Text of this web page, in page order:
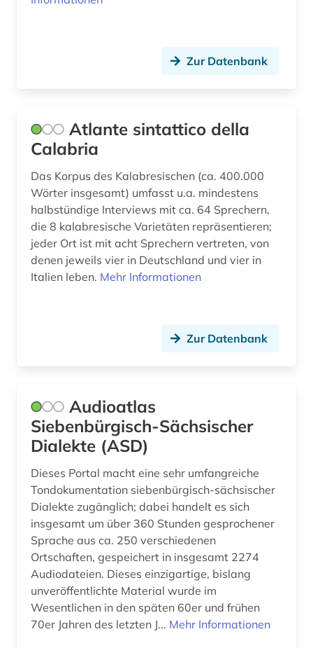
kinderliteratur (2)
kino (2)
kirchenlatein (1)
klassische philologie (1)
kognitive linguistik (1)
kollokationswörterbuch (1)
komödie (1)
kongressbericht (1)
konkordanz (3)
korpus (9)
korpus <linguistik> (2)
kreolen (1)
kreolische sprachen (1)
Zur Datenbank
Atlante sintattico della
Calabria
Das Korpus des Kalabresischen (ca. 400.000
Wörter insgesamt) umfasst u.a. mindestens
halbstündige Interviews mit ca. 64 Sprechern,
die 8 kalabresische Varietäten repräsentieren;
jeder Ort ist mit acht Sprechern vertreten, von
denen jeweils vier in Deutschland und vier in
Italien leben. Mehr Informationen
Zur Datenbank
Audioatlas
Siebenbürgisch-Sächsischer
Dialekte (ASD)
Dieses Portal macht eine sehr umfangreiche
Tondokumentation siebenbürgisch-sächsischer
Dialekte zugänglich; dabei handelt es sich
insgesamt um über 360 Stunden gesprochener
Sprache aus ca. 250 verschiedenen
Ortschaften, gespeichert in insgesamt 2274
Audiodateien. Dieses einzigartige, bislang
unveröffentlichte Material wurde im
Wesentlichen in den späten 60er und frühen
70er Jahren des letzten J... Mehr Informationen